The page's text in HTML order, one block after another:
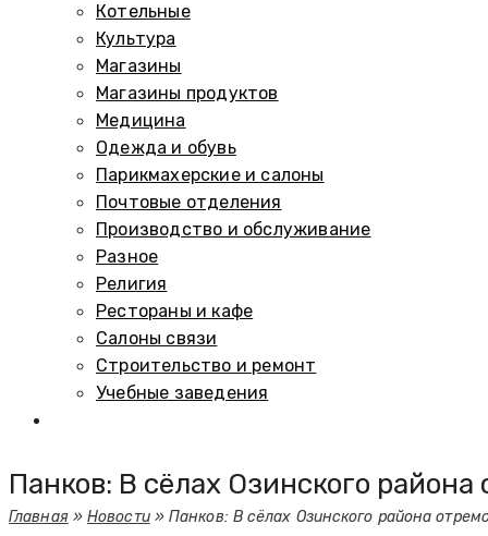
Котельные
Культура
Магазины
Магазины продуктов
Медицина
Одежда и обувь
Парикмахерские и салоны
Почтовые отделения
Производство и обслуживание
Разное
Религия
Рестораны и кафе
Салоны связи
Строительство и ремонт
Учебные заведения
Панков: В сёлах Озинского
Главная»Новости»Панков: В сёлах Озинского района